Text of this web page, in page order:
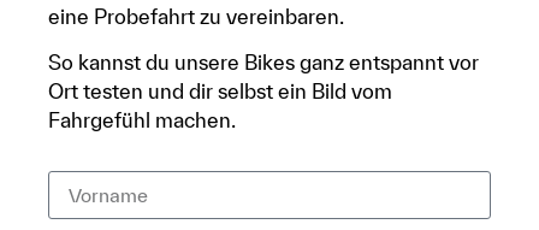
eine Probefahrt zu vereinbaren.
So kannst du unsere Bikes ganz entspannt vor
Ort testen und dir selbst ein Bild vom
Fahrgefühl machen.